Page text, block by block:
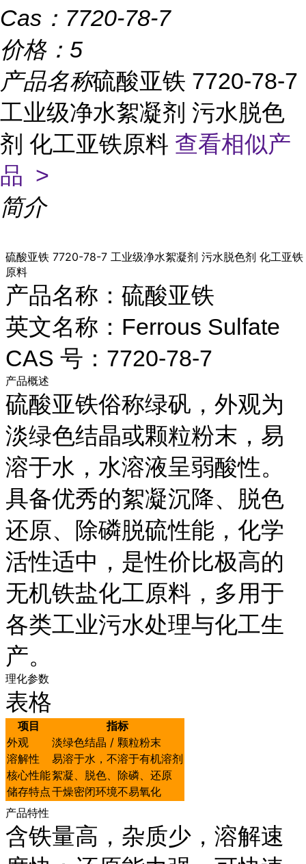
Cas： 7720-78-7
价格： 5
产品名称硫酸亚铁 7720-78-7
工业级净水絮凝剂 污水脱色
剂 化工亚铁原料 查看相似产
品 >
简介
硫酸亚铁 7720-78-7 工业级净水絮凝剂 污水脱色剂 化工亚铁
原料
产品名称：硫酸亚铁
英文名称：Ferrous Sulfate
CAS 号：7720-78-7
产品概述
硫酸亚铁俗称绿矾，外观为
淡绿色结晶或颗粒粉末，易
溶于水，水溶液呈弱酸性。
具备优秀的絮凝沉降、脱色
还原、除磷脱硫性能，化学
活性适中，是性价比极高的
无机铁盐化工原料，多用于
各类工业污水处理与化工生
产。
理化参数
表格
项目 指标
外观
淡绿色结晶 / 颗粒粉末
溶解性
易溶于水，不溶于有机溶剂
核心性能絮凝、脱色、除磷、还原
储存特点干燥密闭环境不易氧化
产品特性
含铁量高，杂质少，溶解速